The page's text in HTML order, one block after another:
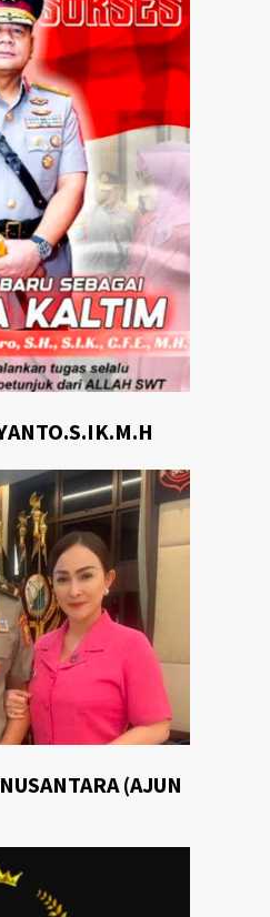
(AJUN